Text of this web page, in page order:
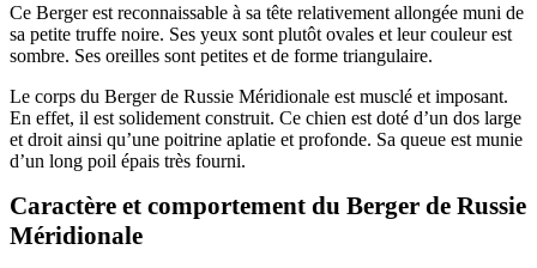
Ce Berger est reconnaissable à sa tête relativement allongée muni de
sa petite truffe noire. Ses yeux sont plutôt ovales et leur couleur est
sombre. Ses oreilles sont petites et de forme triangulaire.
Le corps du Berger de Russie Méridionale est musclé et imposant.
En effet, il est solidement construit. Ce chien est doté d’un dos large
et droit ainsi qu’une poitrine aplatie et profonde. Sa queue est munie
d’un long poil épais très fourni.
Caractère et comportement du Berger de Russie
Méridionale